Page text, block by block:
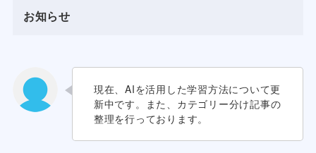
お知らせ
現在、AIを活用した学習方法について更
新中です。また、カテゴリー分け記事の
整理を行っております。